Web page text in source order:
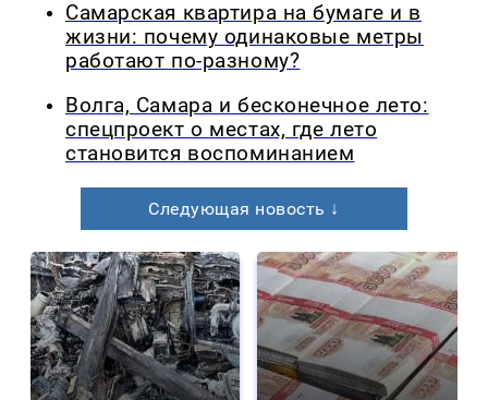
Самарская квартира на бумаге и в
жизни: почему одинаковые метры
работают по-разному?
Волга, Самара и бесконечное лето:
спецпроект о местах, где лето
становится воспоминанием
Следующая новость ↓